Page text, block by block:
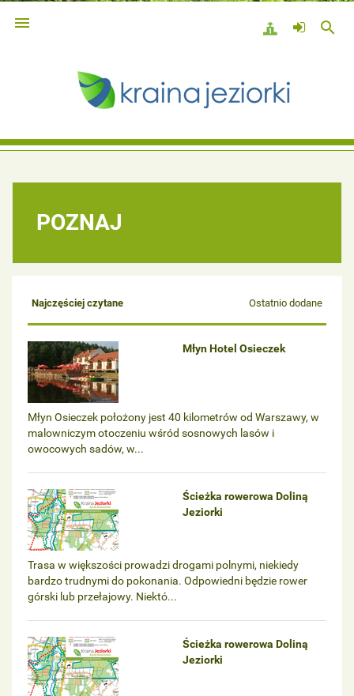
 search
POZNAJ
Najczęściej czytane Ostatnio dodane
Młyn Hotel Osieczek
Młyn Osieczek położony jest 40 kilometrów od Warszawy, w
malowniczym otoczeniu wśród sosnowych lasów i
owocowych sadów, w...
Ścieżka rowerowa Doliną
Jeziorki
Trasa w większości prowadzi drogami polnymi, niekiedy
bardzo trudnymi do pokonania. Odpowiedni będzie rower
górski lub przełajowy. Niektó...
Ścieżka rowerowa Doliną
Jeziorki